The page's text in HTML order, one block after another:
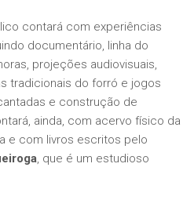
contará com experiências
documentário, linha do
projeções audiovisuais,
tradicionais do forró e jogos
e construção de
ainda, com acervo físico da
e com livros escritos pelo
, que é um estudioso